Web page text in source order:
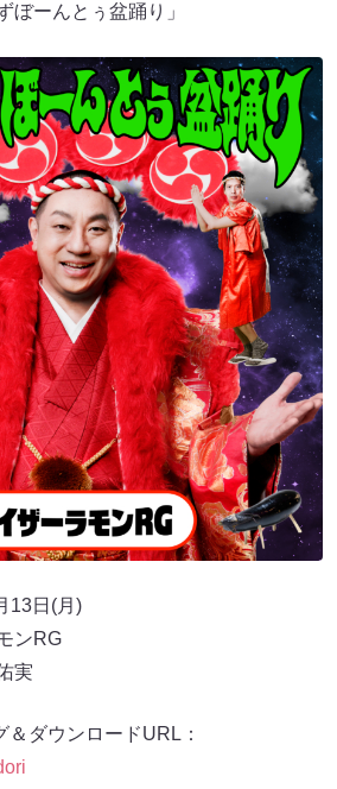
ぼーんとぅ盆踊り」
13日(月)
ンRG
実
＆ダウンロードURL：